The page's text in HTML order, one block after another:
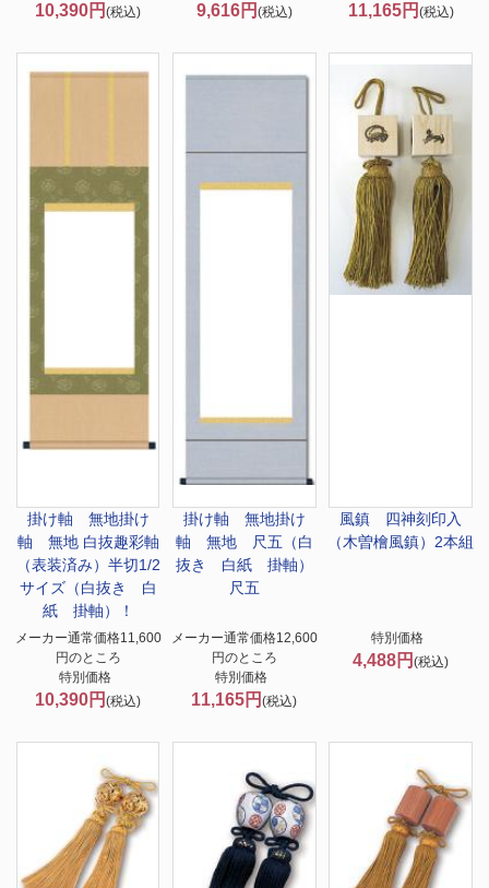
10,390円(税込) 9,616円 (税込) 11,165円 (税込)
掛け軸 無地掛け
軸 無地 白抜趣彩軸
（表装済み）半切1/2
サイズ（白抜き 白
紙 掛軸）！
メーカー通常価格11,600
円のところ
特別価格
10,390円(税込)
掛け軸 無地掛け
軸 無地 尺五（白
抜き 白紙 掛軸）
尺五
メーカー通常価格12,600
円のところ
特別価格
11,165円(税込)
風鎮 四神刻印入
（木曽檜風鎮）2本組
特別価格
4,488円(税込)